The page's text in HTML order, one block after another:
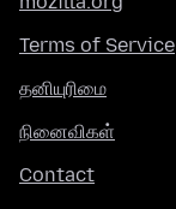
Terms of Service
தனியுரிமை
நினைவிகள்
Contact